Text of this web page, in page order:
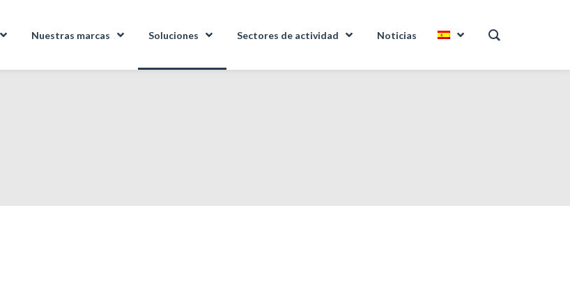
Nuestras marcas Soluciones Sectores de actividad Noticias